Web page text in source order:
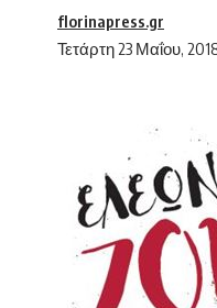
Τετάρτη 23 Μαΐου,
florinapress.gr